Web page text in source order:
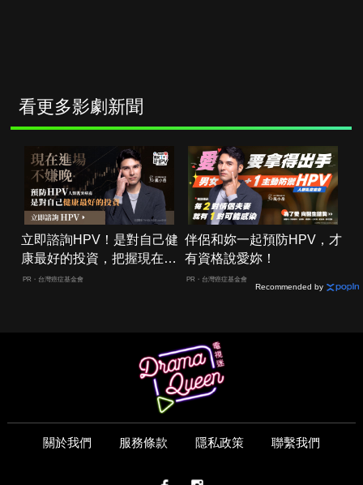
看更多影劇新聞
立即諮詢HPV！是對自己健
康最好的投資，把握現在不
嫌晚！
PR・台灣癌症基金會
伴侶和妳一起預防HPV，才
有資格說愛妳！
PR・台灣癌症基金會
Recommended by
關於我們 服務條款 隱私政策 聯繫我們